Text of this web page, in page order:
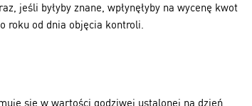
jeśli byłyby znane, wpłynęłyby na wycenę kwot
roku od dnia objęcia kontroli.
się w wartości godziwej ustalonej na dzień